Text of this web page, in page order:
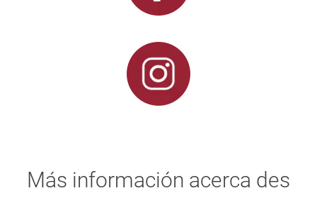
Más información acerca des